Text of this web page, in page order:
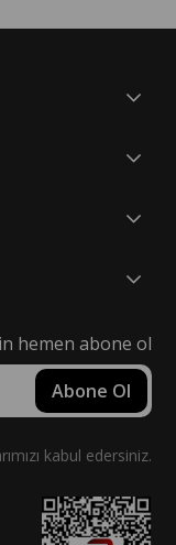
hemen abone ol
Abone Ol
kabul edersiniz.